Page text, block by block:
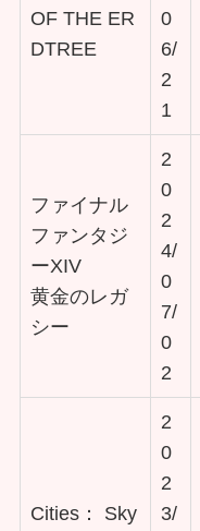
OF THE ER
DTREE
0
6/
2
1
ファイナル
ファンタジ
ーXIV
黄金のレガ
シー
2
0
2
4/
0
7/
0
2
Cities： Sky
2
0
2
3/